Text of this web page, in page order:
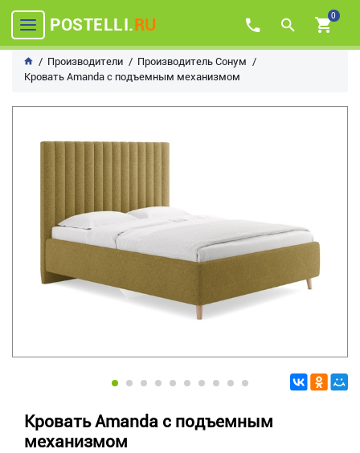
POSTELLI.RU 0
Производители
Производитель Сонум
Кровать Amanda с подъемным механизмом
Кровать Amanda с подъемным
механизмом